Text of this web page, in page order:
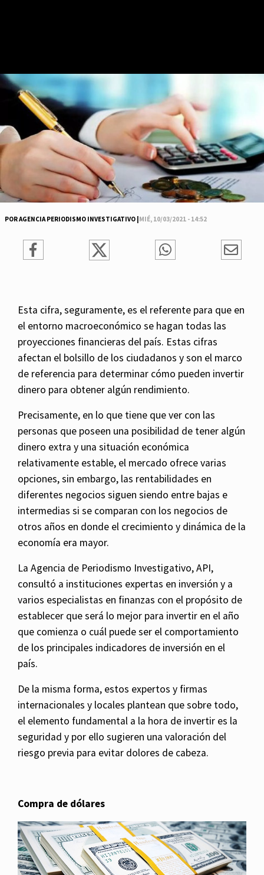
POR AGENCIA PERIODISMO INVESTIGATIVO | MIÉ, 10/03/2021 - 14:52
Esta cifra, seguramente, es el referente para que en
el entorno macroeconómico se hagan todas las
proyecciones financieras del país. Estas cifras
afectan el bolsillo de los ciudadanos y son el marco
de referencia para determinar cómo pueden invertir
dinero para obtener algún rendimiento.
Precisamente, en lo que tiene que ver con las
personas que poseen una posibilidad de tener algún
dinero extra y una situación económica
relativamente estable, el mercado ofrece varias
opciones, sin embargo, las rentabilidades en
diferentes negocios siguen siendo entre bajas e
intermedias si se comparan con los negocios de
otros años en donde el crecimiento y dinámica de la
economía era mayor.
La Agencia de Periodismo Investigativo, API,
consultó a instituciones expertas en inversión y a
varios especialistas en finanzas con el propósito de
establecer que será lo mejor para invertir en el año
que comienza o cuál puede ser el comportamiento
de los principales indicadores de inversión en el
país.
De la misma forma, estos expertos y firmas
internacionales y locales plantean que sobre todo,
el elemento fundamental a la hora de invertir es la
seguridad y por ello sugieren una valoración del
riesgo previa para evitar dolores de cabeza.
Compra de dólares